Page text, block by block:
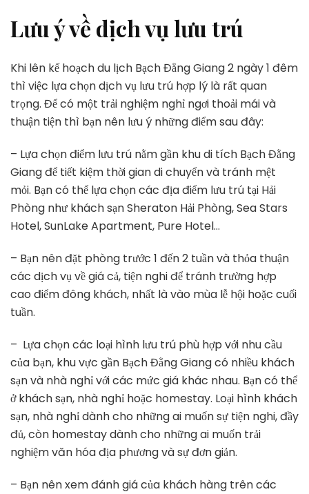
Lưu ý về dịch vụ lưu trú
Khi lên kế hoạch du lịch Bạch Đằng Giang 2 ngày 1 đêm
thì việc lựa chọn dịch vụ lưu trú hợp lý là rất quan
trọng. Để có một trải nghiệm nghỉ ngơi thoải mái và
thuận tiện thì bạn nên lưu ý những điểm sau đây:
– Lựa chọn điểm lưu trú nằm gần khu di tích Bạch Đằng
Giang để tiết kiệm thời gian di chuyển và tránh mệt
mỏi. Bạn có thể lựa chọn các địa điểm lưu trú tại Hải
Phòng như khách sạn Sheraton Hải Phòng, Sea Stars
Hotel, SunLake Apartment, Pure Hotel…
– Bạn nên đặt phòng trước 1 đến 2 tuần và thỏa thuận
các dịch vụ về giá cả, tiện nghi để tránh trường hợp
cao điểm đông khách, nhất là vào mùa lễ hội hoặc cuối
tuần.
– Lựa chọn các loại hình lưu trú phù hợp với nhu cầu
của bạn, khu vực gần Bạch Đằng Giang có nhiều khách
sạn và nhà nghỉ với các mức giá khác nhau. Bạn có thể
ở khách sạn, nhà nghỉ hoặc homestay. Loại hình khách
sạn, nhà nghỉ dành cho những ai muốn sự tiện nghi, đầy
đủ, còn homestay dành cho những ai muốn trải
nghiệm văn hóa địa phương và sự đơn giản.
– Bạn nên xem đánh giá của khách hàng trên các